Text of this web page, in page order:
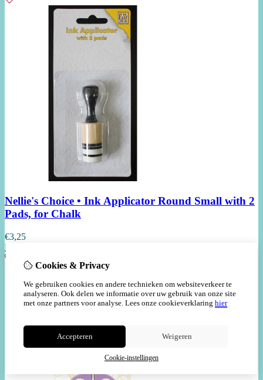
Nellie's Choice • Ink Applicator Round Small with 2
Pads, for Chalk
€3,25
Bestellen
Cookies & Privacy
We gebruiken cookies en andere technieken om websiteverkeer te
analyseren. Ook delen we informatie over uw gebruik van onze site
met onze partners voor analyse. Lees onze cookieverklaring hier
Accepteren Weigeren
Cookie-instellingen